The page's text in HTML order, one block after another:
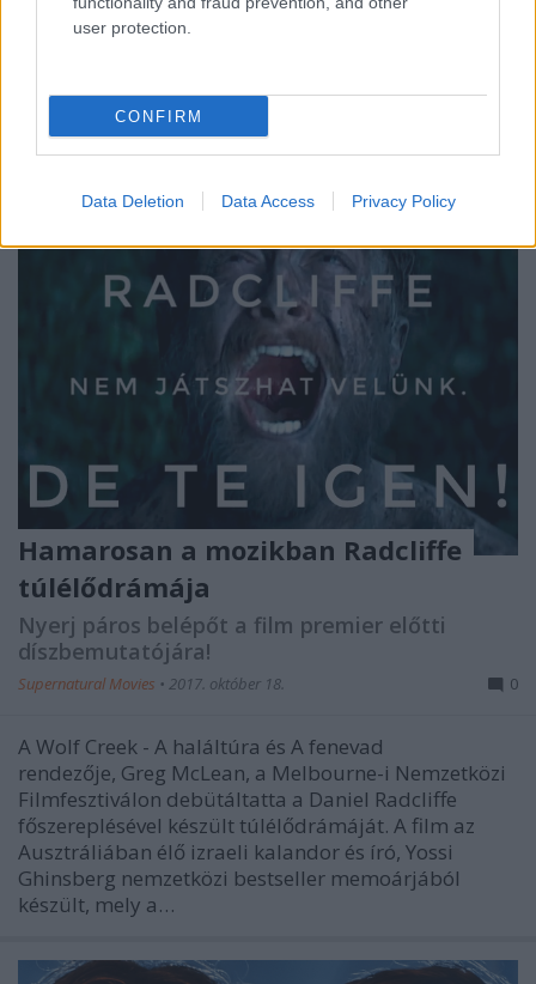
user protection.
CONFIRM
Data Deletion Data Access Privacy Policy
debütált. Miután az akkori szezonban körbeutazta a
kritikusokat, a…
Hamarosan a mozikban Radcliffe
túlélődrámája
Nyerj páros belépőt a film premier előtti
díszbemutatójára!
Supernatural Movies • 2017. október 18. 0
A Wolf Creek - A haláltúra és A fenevad
rendezője, Greg McLean, a Melbourne-i Nemzetközi
Filmfesztiválon debütáltatta a Daniel Radcliffe
főszereplésével készült túlélődrámáját. A film az
Ausztráliában élő izraeli kalandor és író, Yossi
Ghinsberg nemzetközi bestseller memoárjából
készült, mely a…